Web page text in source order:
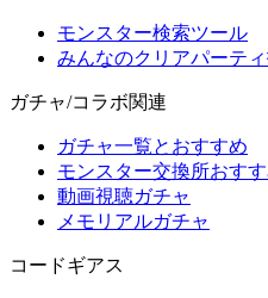
モンスター検索ツール
みんなのクリアパーテ
ガチャ/コラボ関連
ガチャ一覧とおすすめ
モンスター交換所おす
動画視聴ガチャ
メモリアルガチャ
コードギアス